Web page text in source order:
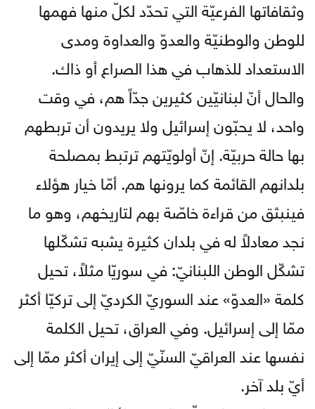
وثقافاتها الفرعيّة التي تحدّد لكلّ منها فهمها
للوطن والوطنيّة والعدوّ والعداوة ومدى
الاستعداد للذهاب في هذا الصراع أو ذاك.
والحال أنّ لبنانيّين كثيرين جدّاً هم، في وقت
واحد، لا يحبّون إسرائيل ولا يريدون أن تربطهم
بها حالة حربيّة. إنّ أولويّتهم ترتبط بمصلحة
بلدانهم القائمة كما يرونها هم. أمّا خيار هؤلاء
فينبثق من قراءة خاصّة بهم لتاريخهم، وهو ما
نجد معادلاً له في بلدان كثيرة يشبه تشكّلها
تشكّل الوطن اللبنانيّ: في سوريّا مثلاً، تحيل
كلمة «العدوّ» عند السوريّ الكرديّ إلى تركيّا أكثر
ممّا إلى إسرائيل. وفي العراق، تحيل الكلمة
نفسها عند العراقيّ السنّيّ إلى إيران أكثر ممّا إلى
أيّ بلد آخر.